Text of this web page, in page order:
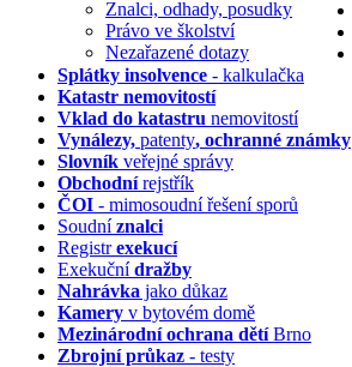
Znalci, odhady, posudky
Právo ve školství
Nezařazené dotazy
Splátky insolvence - kalkulačka
Katastr nemovitostí
Vklad do katastru nemovitostí
Vynálezy, patenty, ochranné známky
Slovník veřejné správy
Obchodnírejstřík
ČOI - mimosoudní řešení sporů
Soudníznalci
Registrexekucí
Exekučnídražby
Nahrávka jako důkaz
Kamery v bytovém domě
Mezinárodní ochrana dětíBrno
Zbrojní průkaz - testy